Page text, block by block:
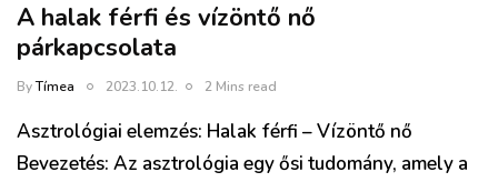
A halak férfi és vízöntő nő
párkapcsolata
ByTímea 2023.10.12. 2 Mins read
Asztrológiai elemzés: Halak férfi – Vízöntő nő
Bevezetés: Az asztrológia egy ősi tudomány, amely a